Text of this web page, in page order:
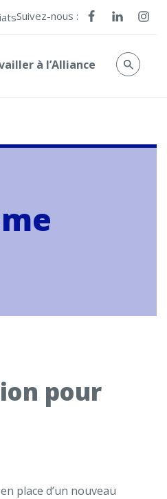
Suivez-nous :
à l’Alliance
pour
place d’un nouveau